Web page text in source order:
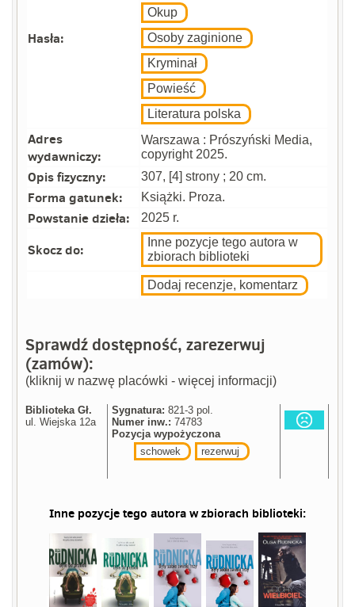
Hasła:
Okup
Osoby zaginione
Kryminał
Powieść
Literatura polska
Adres
wydawniczy:
Warszawa : Prószyński Media,
copyright 2025.
Opis fizyczny: 307, [4] strony ; 20 cm.
Forma gatunek: Książki. Proza.
Powstanie dzieła: 2025 r.
Skocz do:
Inne pozycje tego autora w
zbiorach biblioteki
Dodaj recenzje, komentarz
Sprawdź dostępność, zarezerwuj
(zamów):
(kliknij w nazwę placówki - więcej informacji)
Biblioteka Gł.
ul. Wiejska 12a
Sygnatura: 821-3 pol.
Numer inw.: 74783
Pozycja wypożyczona
schowek
rezerwuj
Inne pozycje tego autora w zbiorach biblioteki: